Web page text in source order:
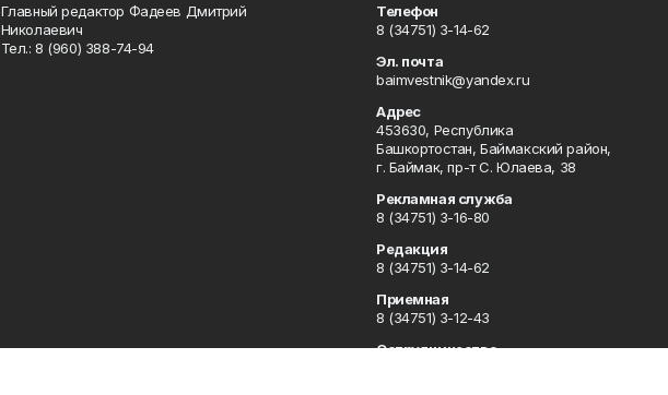
Главный редактор Фадеев Дмитрий
Николаевич
Тел.: 8 (960) 388-74-94
Телефон
8 (34751) 3-14-62
Эл. почта
baimvestnik@yandex.ru
Адрес
453630, Республика
Башкортостан, Баймакский район,
г. Баймак, пр-т С. Юлаева, 38
Рекламная служба
8 (34751) 3-16-80
Редакция
8 (34751) 3-14-62
Приемная
8 (34751) 3-12-43
Сотрудничество